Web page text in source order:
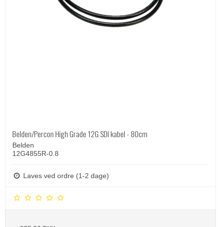
Belden/Percon High Grade 12G SDI kabel - 80cm
Belden
12G4855R-0.8
Laves ved ordre (1-2 dage)